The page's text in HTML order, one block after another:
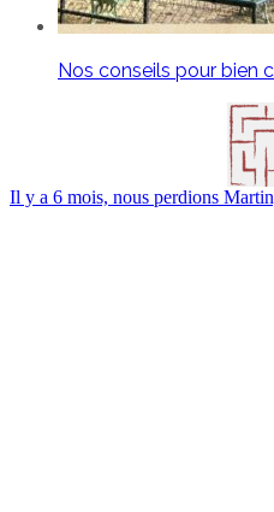
Nos conseils pour bien
Il y a 6 mois, nous perdions